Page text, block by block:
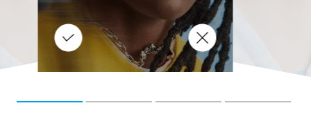
tels
les
allergique ou différents types
d'éruptions cutanées. Cela est
en partie dû à l'histamine et aux
molécules de sulfite contenues
dans les boissons alcoolisées.
réactions si vous avez une
à tendance allergique.
irritants.